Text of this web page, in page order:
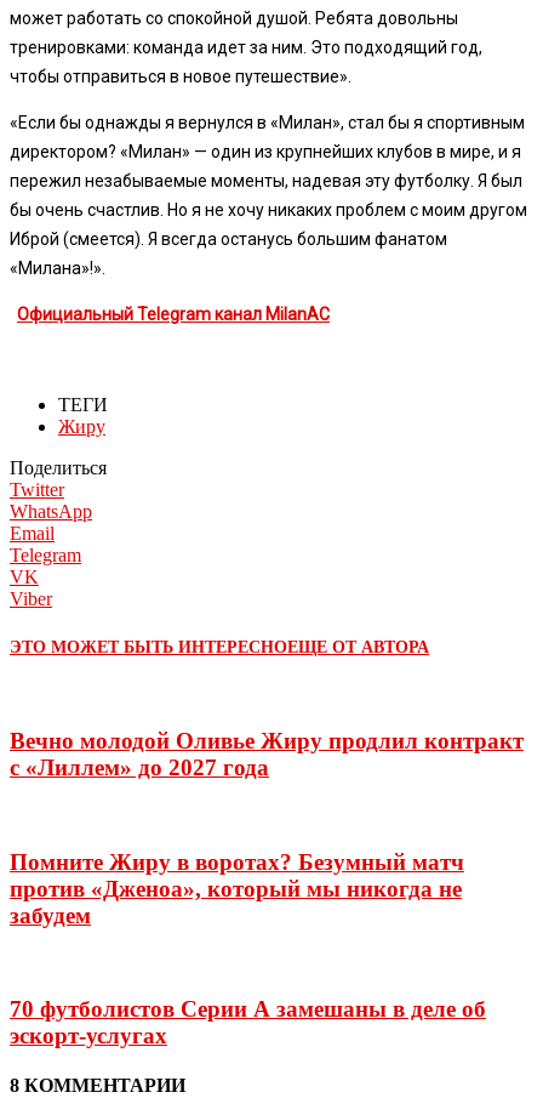
может работать со спокойной душой. Ребята довольны
тренировками: команда идет за ним. Это подходящий год,
чтобы отправиться в новое путешествие».
«Если бы однажды я вернулся в «Милан», стал бы я спортивным
директором? «Милан» — один из крупнейших клубов в мире, и я
пережил незабываемые моменты, надевая эту футболку. Я был
бы очень счастлив. Но я не хочу никаких проблем с моим другом
Иброй (смеется). Я всегда останусь большим фанатом
«Милана»!».
Официальный Telegram канал MilanAC
ТЕГИ
Жиру
Поделиться
Twitter
WhatsApp
Email
Telegram
VK
Viber
ЭТО МОЖЕТ БЫТЬ ИНТЕРЕСНОЕЩЕ ОТ АВТОРА
Вечно молодой Оливье Жиру продлил контракт
с «Лиллем» до 2027 года
Помните Жиру в воротах? Безумный матч
против «Дженоа», который мы никогда не
забудем
70 футболистов Серии А замешаны в деле об
эскорт-услугах
8 КОММЕНТАРИИ